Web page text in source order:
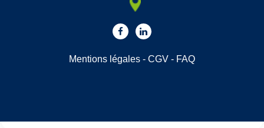
Mentions légales - CGV - FAQ